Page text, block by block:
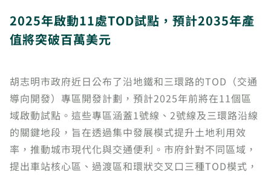
2025年啟動11處TOD試點，預計2035年產
值將突破百萬美元
胡志明市政府近日公布了沿地鐵和三環路的TOD（交通
導向開發）專區開發計劃，預計2025年前將在11個區
域啟動試點。這些專區涵蓋1號線、2號線及三環路沿線
的關鍵地段，旨在透過集中發展模式提升土地利用效
率，推動城市現代化與交通便利。市府針對不同區域，
提出車站核心區、過渡區和環狀交叉口三種TOD模式，